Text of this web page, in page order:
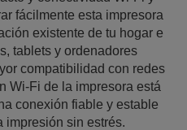
fácilmente esta impresora
existente de tu hogar e
tablets y ordenadores
compatibilidad con redes
Wi-Fi de la impresora está
conexión fiable y estable
impresión sin estrés.